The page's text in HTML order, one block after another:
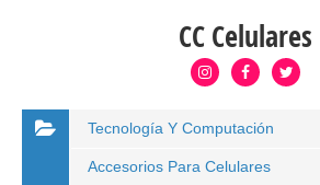
CC Celulares
Tecnología Y Computación
Accesorios Para Celulares